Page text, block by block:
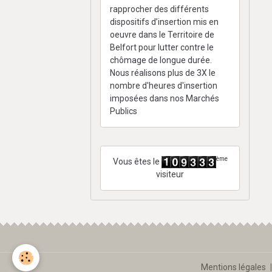
rapprocher des différents
dispositifs d’insertion mis en
oeuvre dans le Territoire de
Belfort pour lutter contre le
chômage de longue durée.
Nous réalisons plus de 3X le
nombre d'heures d'insertion
imposées dans nos Marchés
Publics
Vous êtes le ème
visiteur
Mentions légales